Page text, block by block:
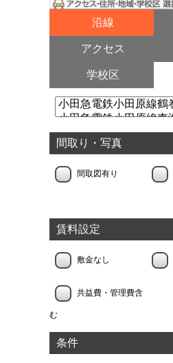
沿線
アクセス
学校区
間取り・写真
間取図有り
賃料設定
敷金なし
共益費・管理費含
む
条件